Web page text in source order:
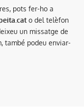
pots fer-ho a
o del telèfon
un missatge de
també podeu enviar-